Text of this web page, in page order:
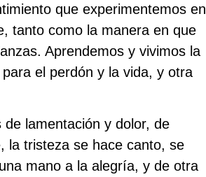
que experimentemos en
tanto como la manera en que
Aprendemos y vivimos la
el perdón y la vida, y otra
lamentación y dolor, de
la tristeza se hace canto, se
mano a la alegría, y de otra